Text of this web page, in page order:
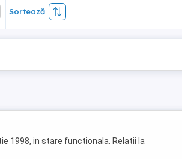
Sortează
1998, in stare functionala. Relatii la